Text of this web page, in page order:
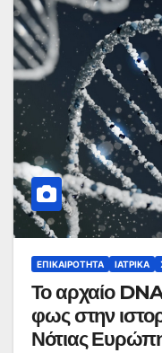
ΕΠΙΚΑΙΡΌΤΗΤΑ ΙΑΤΡΙΚΆ
Το αρχαίο
φως στην
Νότιας